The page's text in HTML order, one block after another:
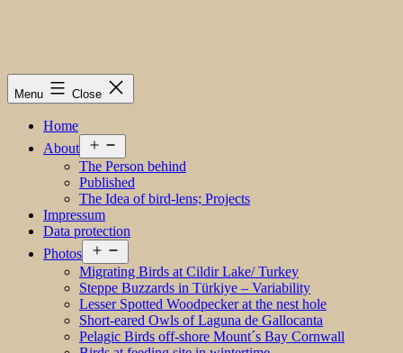
Menu Close
Home
About
menu
The Person behind
Published
The Idea of bird-lens; Projects
Impressum
Data protection
Photos
menu
Migrating Birds at Cildir Lake/ Turkey
Steppe Buzzards in Türkiye – Variability
Lesser Spotted Woodpecker at the nest hole
Short-eared Owls of Laguna de Gallocanta
Pelagic Birds off-shore Mount´s Bay Cornwall